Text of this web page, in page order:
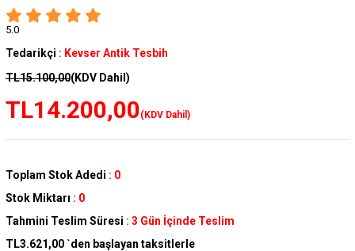
5.0
Tedarikçi : Kevser Antik Tesbih
TL15.100,00(KDV Dahil)
TL14.200,00(KDV Dahil)
Toplam Stok Adedi : 0
Stok Miktarı : 0
Tahmini Teslim Süresi : 3 Gün İçinde Teslim
TL3.621,00 `den başlayan taksitlerle